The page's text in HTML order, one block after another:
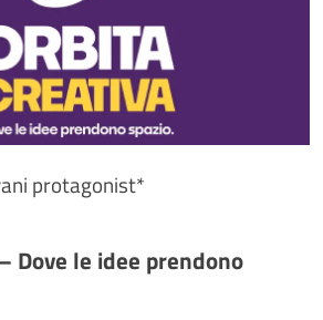
protagonist*
Dove le idee prendono